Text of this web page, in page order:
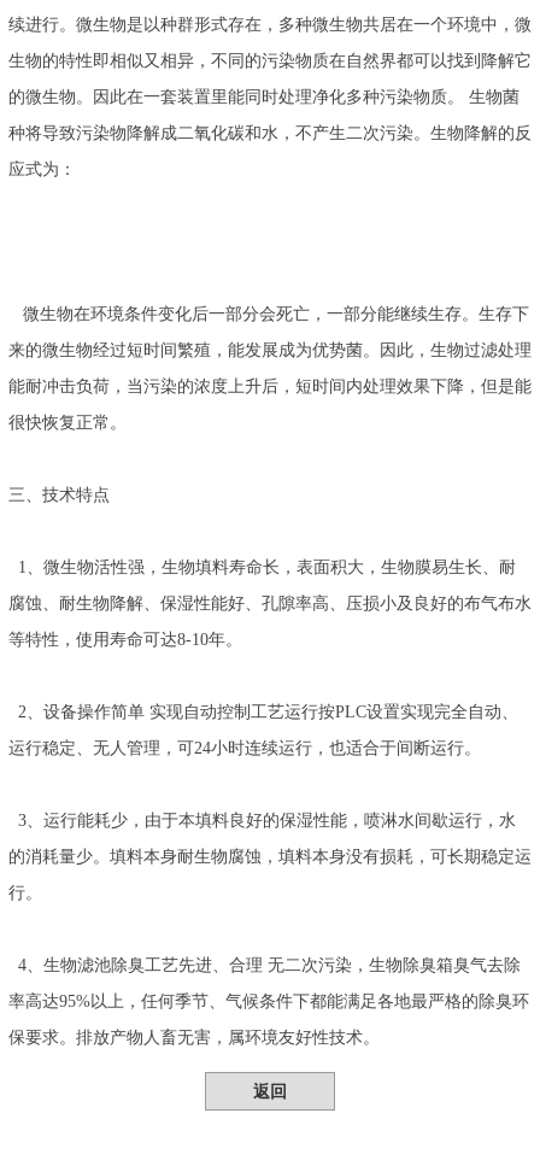
续进行。微生物是以种群形式存在，多种微生物共居在一个环境中，微
生物的特性即相似又相异，不同的污染物质在自然界都可以找到降解它
的微生物。因此在一套装置里能同时处理净化多种污染物质。 生物菌
种将导致污染物降解成二氧化碳和水，不产生二次污染。生物降解的反
应式为：
微生物在环境条件变化后一部分会死亡，一部分能继续生存。生存下
来的微生物经过短时间繁殖，能发展成为优势菌。因此，生物过滤处理
能耐冲击负荷，当污染的浓度上升后，短时间内处理效果下降，但是能
很快恢复正常。
三、技术特点
1、微生物活性强，生物填料寿命长，表面积大，生物膜易生长、耐
腐蚀、耐生物降解、保湿性能好、孔隙率高、压损小及良好的布气布水
等特性，使用寿命可达8-10年。
2、设备操作简单 实现自动控制工艺运行按PLC设置实现完全自动、
运行稳定、无人管理，可24小时连续运行，也适合于间断运行。
3、运行能耗少，由于本填料良好的保湿性能，喷淋水间歇运行，水
的消耗量少。填料本身耐生物腐蚀，填料本身没有损耗，可长期稳定运
行。
4、生物滤池除臭工艺先进、合理 无二次污染，生物除臭箱臭气去除
率高达95%以上，任何季节、气候条件下都能满足各地最严格的除臭环
保要求。排放产物人畜无害，属环境友好性技术。
返回